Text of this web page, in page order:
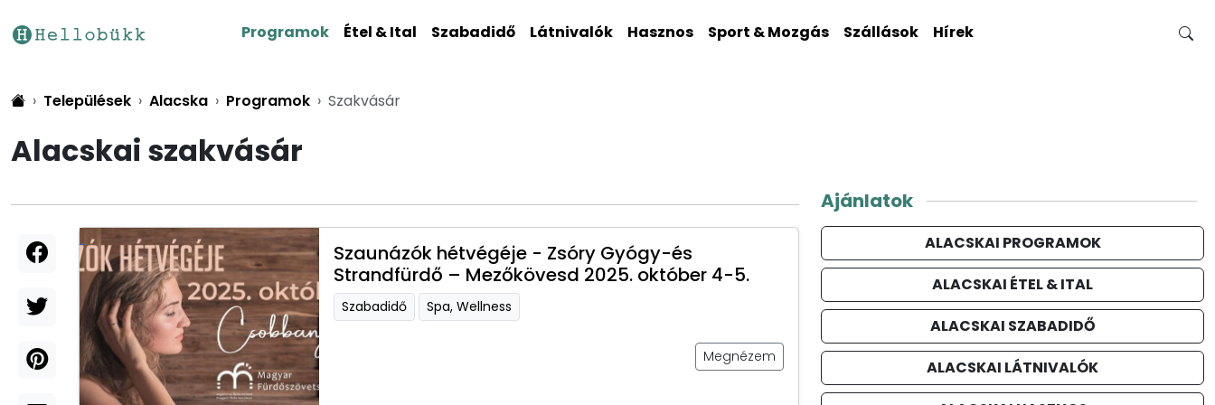
Programok Étel & Ital Szabadidő Látnivalók Hasznos Sport & Mozgás Szállások Hírek
Települések Alacska Programok Szakvásár
Alacskai szakvásár
Szaunázók hétvégéje - Zsóry Gyógy-és
Strandfürdő – Mezőkövesd 2025. október 4-5.
Szabadidő Spa, Wellness
Megnézem
Ajánlatok
ALACSKAI PROGRAMOK
ALACSKAI ÉTEL & ITAL
ALACSKAI SZABADIDŐ
ALACSKAI LÁTNIVALÓK